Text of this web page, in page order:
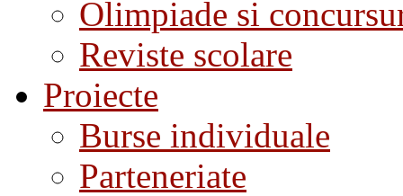
Olimpiade si
Reviste scolare
Proiecte
Burse individuale
Parteneriate